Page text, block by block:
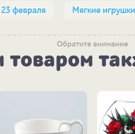
23 февраля Мягкие игрушки
Обратите внимание
товаром